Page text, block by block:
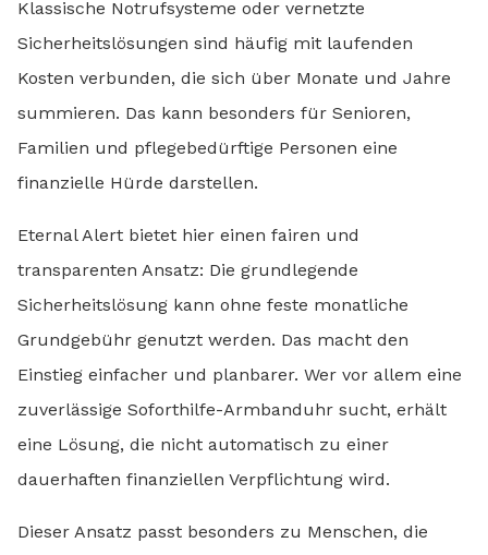
Klassische Notrufsysteme oder vernetzte
Sicherheitslösungen sind häufig mit laufenden
Kosten verbunden, die sich über Monate und Jahre
summieren. Das kann besonders für Senioren,
Familien und pflegebedürftige Personen eine
finanzielle Hürde darstellen.
Eternal Alert bietet hier einen fairen und
transparenten Ansatz: Die grundlegende
Sicherheitslösung kann ohne feste monatliche
Grundgebühr genutzt werden. Das macht den
Einstieg einfacher und planbarer. Wer vor allem eine
zuverlässige Soforthilfe-Armbanduhr sucht, erhält
eine Lösung, die nicht automatisch zu einer
dauerhaften finanziellen Verpflichtung wird.
Dieser Ansatz passt besonders zu Menschen, die